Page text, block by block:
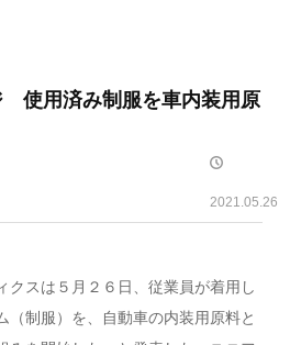
使用済み制服を車内装用原
2021.05.26
クスは５月２６日、従業員が着用し
（制服）を、自動車の内装用原料と